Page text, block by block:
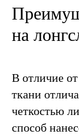
на
В отличие
ткани
четкостью
способ
Футболки
Свитшоты
Бирки